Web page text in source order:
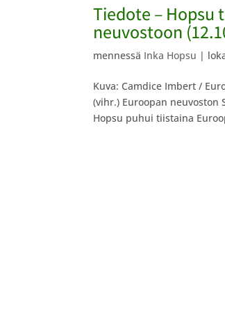
Tiedote – Hopsu
neuvostoon
mennessä Inka Hopsu |
​Kuva: Camdice Imbert /
(vihr.) Euroopan neuvoston
Hopsu puhui tiistaina